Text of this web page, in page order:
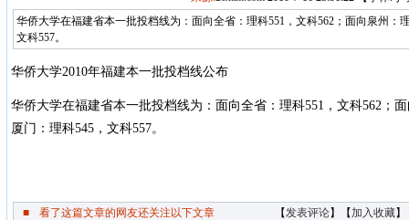
华侨大学在福建省本一批投档线为：面向全省：理科551，文科562；面向泉州：
文科557。
华侨大学2010年福建本一批投档线公布
华侨大学在福建省本一批投档线为：面向全省：理科551，文科562；
厦门：理科545，文科557。
■ 看了这篇文章的网友还关注以下文章 【发表评论】【加入收藏